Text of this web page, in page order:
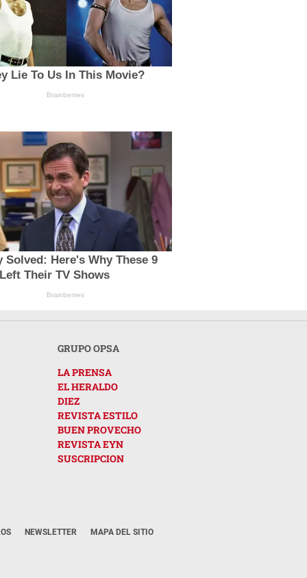
Lie To Us In This Movie?
Brainberries
Solved: Here's Why These 9
Their TV Shows
Brainberries
GRUPO OPSA
LA PRENSA
EL HERALDO
DIEZ
REVISTA ESTILO
BUEN PROVECHO
REVISTA EYN
SUSCRIPCION
NEWSLETTER
MAPA DEL SITIO